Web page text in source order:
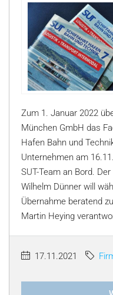
Zum 1. Januar 2022
München GmbH das
Hafen Bahn und
Unternehmen am
SUT-Team an Bord.
Wilhelm Dünner will
Übernahme beratend
Martin Heying
17.11.2021